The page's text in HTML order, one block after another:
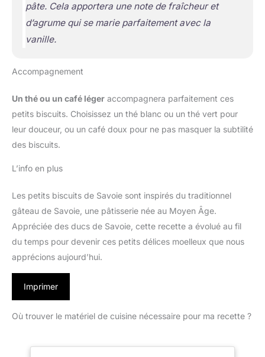
pâte. Cela apportera une note de fraîcheur et
d’agrume qui se marie parfaitement avec la
vanille.
Accompagnement
Un thé ou un café léger accompagnera parfaitement ces
petits biscuits. Choisissez un thé blanc ou un thé vert pour
leur douceur, ou un café doux pour ne pas masquer la subtilité
des biscuits.
L’info en plus
Les petits biscuits de Savoie sont inspirés du traditionnel
gâteau de Savoie, une pâtisserie née au Moyen Âge.
Appréciée des ducs de Savoie, cette recette a évolué au fil
du temps pour devenir ces petits délices moelleux que nous
apprécions aujourd’hui.
Imprimer
Où trouver le matériel de cuisine nécessaire pour ma recette ?